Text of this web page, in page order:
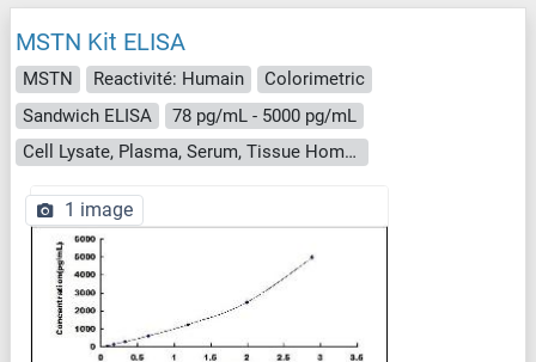
MSTN Kit ELISA
MSTN Reactivité: Humain
Colorimetric
Sandwich ELISA
78 pg/mL - 5000 pg/mL
Cell Lysate, Plasma, Serum, Tissue Homogenate
1 image